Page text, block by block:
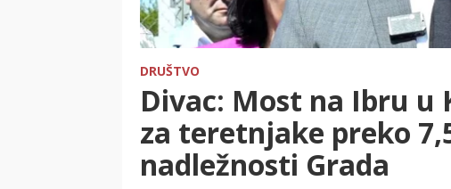
DRUŠTVO
Divac: Most na Ibru u
za teretnjake preko
nadležnosti Grada